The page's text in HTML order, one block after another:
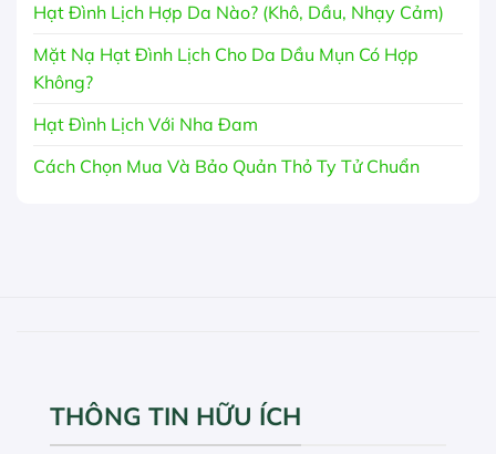
Hạt Đình Lịch Hợp Da Nào? (Khô, Dầu, Nhạy Cảm)
Mặt Nạ Hạt Đình Lịch Cho Da Dầu Mụn Có Hợp
Không?
Hạt Đình Lịch Với Nha Đam
Cách Chọn Mua Và Bảo Quản Thỏ Ty Tử Chuẩn
THÔNG TIN HỮU ÍCH